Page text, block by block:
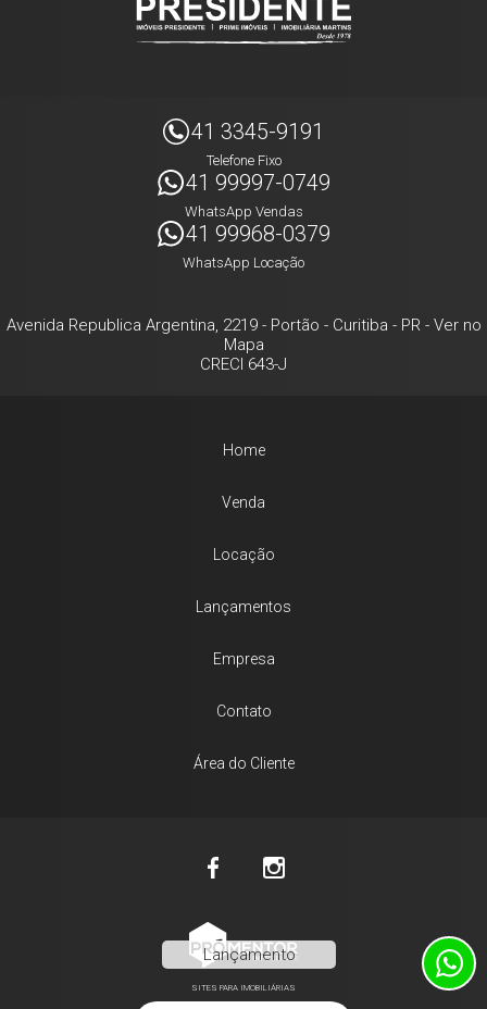
Lançamento
41 3345-9191
Telefone Fixo
41 99997-0749
WhatsApp Vendas
41 99968-0379
WhatsApp Locação
Avenida Republica Argentina, 2219- Portão - Curitiba - PR- Ver no
Mapa
CRECI 643-J
Home
Venda
Locação
Lançamentos
Empresa
Contato
Área do Cliente
SITES PARA IMOBILIÁRIAS